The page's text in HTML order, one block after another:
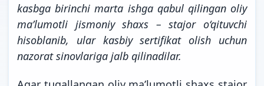
kasbga birinchi marta ishga qabul qilingan oliy
ma’lumotli jismoniy shaxs – stajor o‘qituvchi
hisoblanib, ular kasbiy sertifikat olish uchun
nazorat sinovlariga jalb qilinadilar.